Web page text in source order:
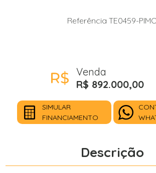
Referência TE0459-
Venda
R$ 892.000,00
SIMULAR
FINANCIAMENTO
Descrição